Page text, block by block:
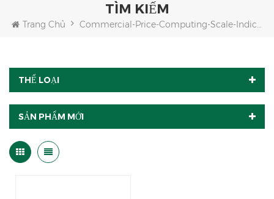
TÌM KIẾM
Trang Chủ Commercial-Price-Computing-Scale-Indicator-Legal-For-Trade
THỂ LOẠI
SẢN PHẨM MỚI